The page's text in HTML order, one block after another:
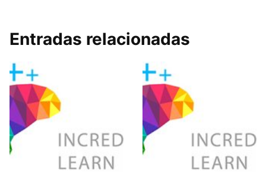
Entradas relacionadas